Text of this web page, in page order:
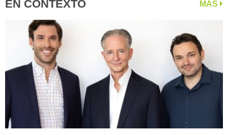
EN CONTEXTO MÁS